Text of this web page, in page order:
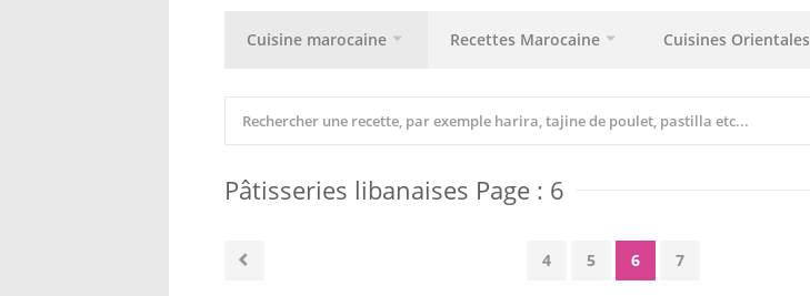
Cuisine marocaine Recettes Marocaine Cuisines Orientales
Pâtisseries libanaises Page : 6
4 5 6 7